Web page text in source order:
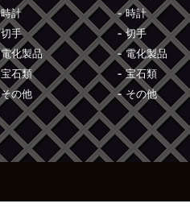
時計
切手
電化製品
宝石類
その他
時計
切手
電化製品
宝石類
その他